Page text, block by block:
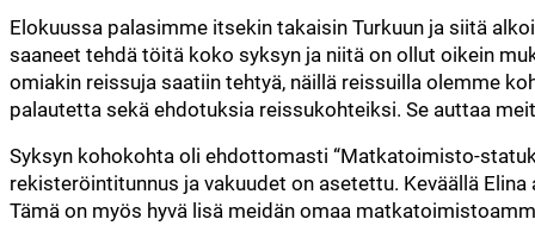
Elokuussa palasimme itsekin takaisin Turkuun ja siitä
saaneet tehdä töitä koko syksyn ja niitä on ollut oikein
omiakin reissuja saatiin tehtyä, näillä reissuilla olemme
palautetta sekä ehdotuksia reissukohteiksi. Se auttaa
Syksyn kohokohta oli ehdottomasti “Matkatoimisto-
rekisteröintitunnus ja vakuudet on asetettu. Keväällä
Tämä on myös hyvä lisä meidän omaa